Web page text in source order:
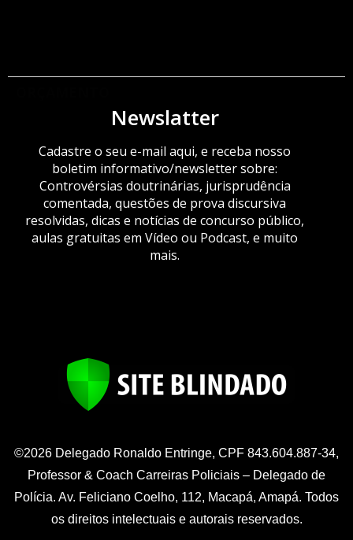
Newslatter
Cadastre o seu e-mail aqui, e receba nosso
boletim informativo/newsletter sobre:
Controvérsias doutrinárias, jurisprudência
comentada, questões de prova discursiva
resolvidas, dicas e notícias de concurso público,
aulas gratuitas em Vídeo ou Podcast, e muito
mais.
©2026 Delegado Ronaldo Entringe, CPF 843.604.887-34,
Professor & Coach Carreiras Policiais – Delegado de
Polícia. Av. Feliciano Coelho, 112, Macapá, Amapá. Todos
os direitos intelectuais e autorais reservados.